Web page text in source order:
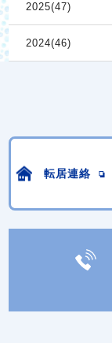
2025(47)
2024(46)
転居連絡